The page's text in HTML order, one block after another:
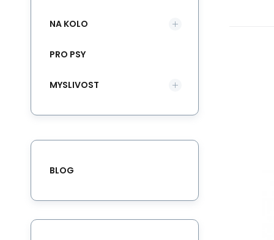
NA KOLO
PRO PSY
MYSLIVOST
BLOG